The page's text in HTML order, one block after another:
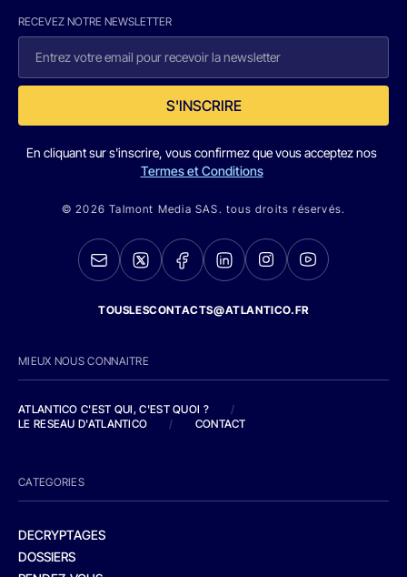
RECEVEZ NOTRE NEWSLETTER
S'INSCRIRE
En cliquant sur s'inscrire, vous confirmez que vous acceptez nos
Termes et Conditions
© 2026 Talmont Media SAS. tous droits réservés.
TOUSLESCONTACTS@ATLANTICO.FR
MIEUX NOUS CONNAITRE
ATLANTICO C'EST QUI, C'EST QUOI ?
/
LE RESEAU D'ATLANTICO
/ CONTACT
CATEGORIES
DECRYPTAGES
DOSSIERS